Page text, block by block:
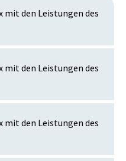
mit den Leistungen des
mit den Leistungen des
mit den Leistungen des